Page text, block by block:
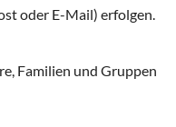
oder E-Mail) erfolgen.
Familien und Gruppen